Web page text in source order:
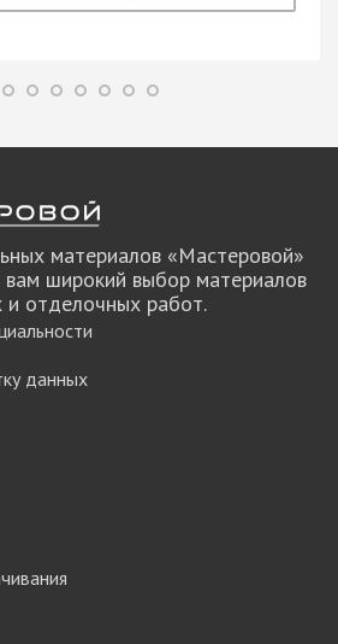
материалов «Мастеровой»
вам широкий выбор материалов
и отделочных работ.
данных